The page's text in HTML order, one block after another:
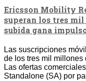
Ericsson Mobility
superan los tres
subida gana
Las suscripciones
de los tres mil millones
Las ofertas
Standalone (SA) por